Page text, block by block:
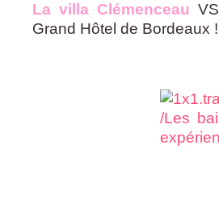
La villa Clémenceau VS
Grand Hôtel de Bordeaux !